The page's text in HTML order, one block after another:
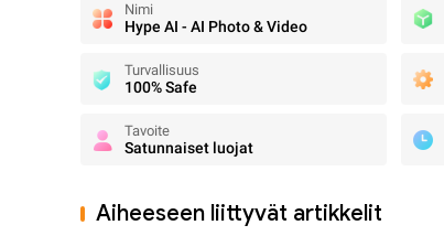
Nimi
Hype AI - AI Photo & Video
Turvallisuus
100% Safe
Tavoite
Satunnaiset luojat
Aiheeseen liittyvät artikkelit